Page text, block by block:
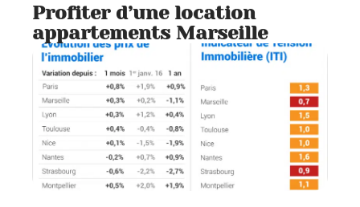
Profiter d’une location
appartements Marseille